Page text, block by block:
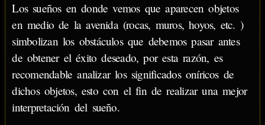
Los sueños en donde vemos que aparecen objetos
en medio de la avenida (rocas, muros, hoyos, etc. )
simbolizan los obstáculos que debemos pasar antes
de obtener el éxito deseado, por esta razón, es
recomendable analizar los significados oníricos de
dichos objetos, esto con el fin de realizar una mejor
interpretación del sueño.